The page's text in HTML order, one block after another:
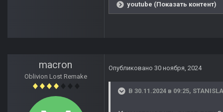
youtube (Показать контент)
macron
Oblivion Lost Remake
Опубликовано 30 ноября, 2024
В 30.11.2024 в 09:25,